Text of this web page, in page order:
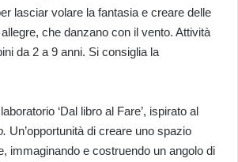
lasciar volare la fantasia e creare delle
che danzano con il vento. Attività
da 2 a 9 anni. Si consiglia la
‘Dal libro al Fare’, ispirato al
Un’opportunità di creare uno spazio
immaginando e costruendo un angolo di